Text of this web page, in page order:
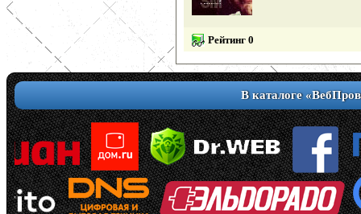
Рейтинг 0
В каталоге